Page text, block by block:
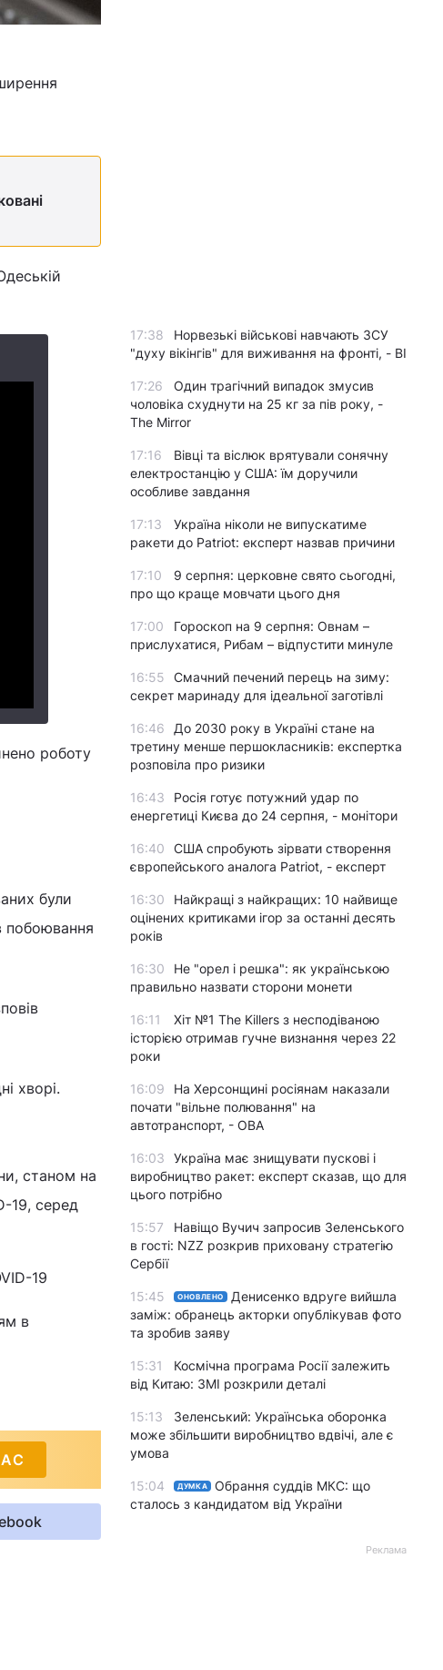
роботу
були
побоювання
хворі.
станом на
19, серед
19
в
17:38
Норвезькі військові навчають ЗСУ
"духу вікінгів" для виживання на фронті, - BI
17:26
Один трагічний випадок змусив
чоловіка схуднути на 25 кг за пів року, -
The Mirror
17:16
Вівці та віслюк врятували сонячну
електростанцію у США: їм доручили
особливе завдання
17:13
Україна ніколи не випускатиме
ракети до Patriot: експерт назвав причини
17:10
9 серпня: церковне свято сьогодні,
про що краще мовчати цього дня
17:00
Гороскоп на 9 серпня: Овнам –
прислухатися, Рибам – відпустити минуле
16:55
Смачний печений перець на зиму:
секрет маринаду для ідеальної заготівлі
16:46
До 2030 року в Україні стане на
третину менше першокласників: експертка
розповіла про ризики
16:43
Росія готує потужний удар по
енергетиці Києва до 24 серпня, - монітори
16:40
США спробують зірвати створення
європейського аналога Patriot, - експерт
16:30
Найкращі з найкращих: 10 найвище
оцінених критиками ігор за останні десять
років
16:30
Не "орел і решка": як українською
правильно назвати сторони монети
16:11
Хіт №1 The Killers з несподіваною
історією отримав гучне визнання через 22
роки
16:09
На Херсонщині росіянам наказали
почати "вільне полювання" на
автотранспорт, - ОВА
16:03
Україна має знищувати пускові і
виробництво ракет: експерт сказав, що для
цього потрібно
15:57
Навіщо Вучич запросив Зеленського
в гості: NZZ розкрив приховану стратегію
Сербії
15:45 ОНОВЛЕНО
Денисенко вдруге вийшла
заміж: обранець акторки опублікував фото
та зробив заяву
15:31
Космічна програма Росії залежить
від Китаю: ЗМІ розкрили деталі
15:13
Зеленський: Українська оборонка
може збільшити виробництво вдвічі, але є
умова
15:04 ДУМКА
Обрання суддів МКС: що
сталось з кандидатом від України
Реклама